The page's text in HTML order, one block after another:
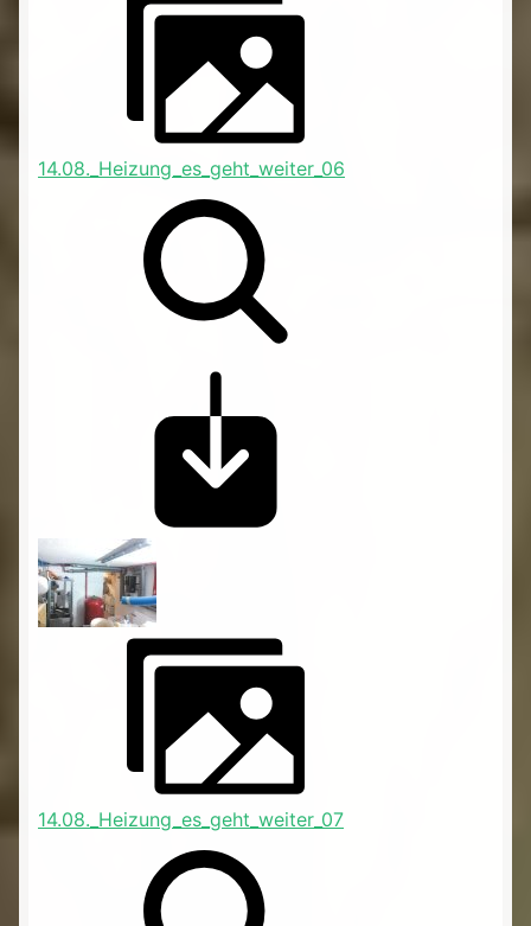
14.08._Heizung_es_geht_weiter_06
14.08._Heizung_es_geht_weiter_07